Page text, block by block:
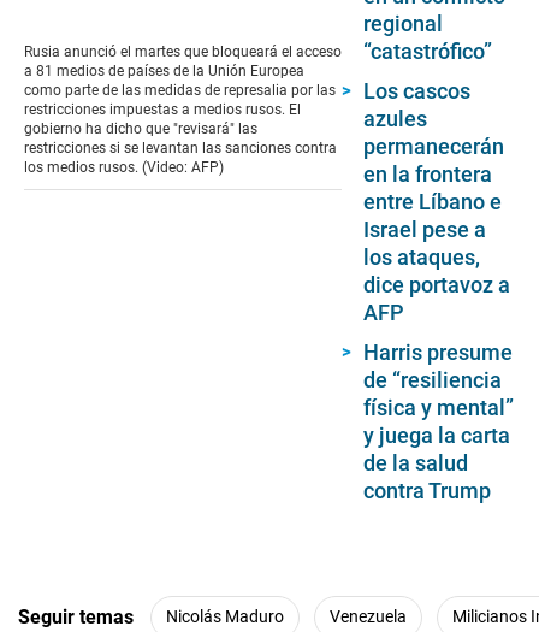
of
48
seconds
Rusia anunció el martes que bloqueará el acceso
a 81 medios de países de la Unión Europea
como parte de las medidas de represalia por las
restricciones impuestas a medios rusos. El
gobierno ha dicho que "revisará" las
restricciones si se levantan las sanciones contra
los medios rusos. (Video: AFP)
regional
“catastrófico”
Los cascos
azules
permanecerán
en la frontera
entre Líbano e
Israel pese a
los ataques,
dice portavoz a
AFP
Harris presume
de “resiliencia
física y mental”
y juega la carta
de la salud
contra Trump
Seguir temas Nicolás Maduro Venezuela Milicianos